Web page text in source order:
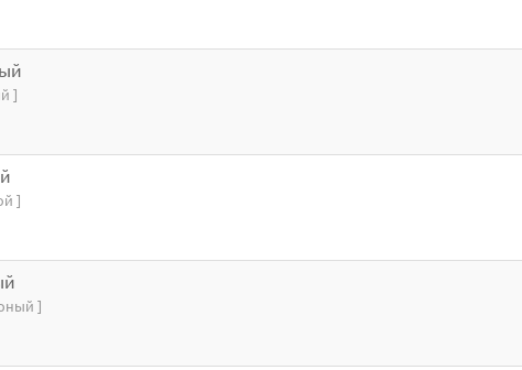
]
]
]